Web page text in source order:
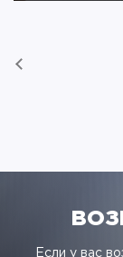
Если у вас